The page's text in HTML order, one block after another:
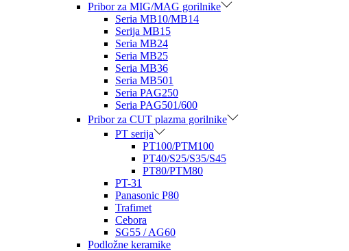
Pribor za MIG/MAG gorilnike
Seria MB10/MB14
Serija MB15
Seria MB24
Seria MB25
Seria MB36
Seria MB501
Seria PAG250
Seria PAG501/600
Pribor za CUT plazma gorilnike
PT serija
PT100/PTM100
PT40/S25/S35/S45
PT80/PTM80
PT-31
Panasonic P80
Trafimet
Cebora
SG55 / AG60
Podložne keramike